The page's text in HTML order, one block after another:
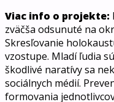
Viac info o projekte:
zväčša odsunuté na
Skresľovanie
vzostupe. Mladí ľudia
škodlivé naratívy sa
sociálnych médií.
formovania